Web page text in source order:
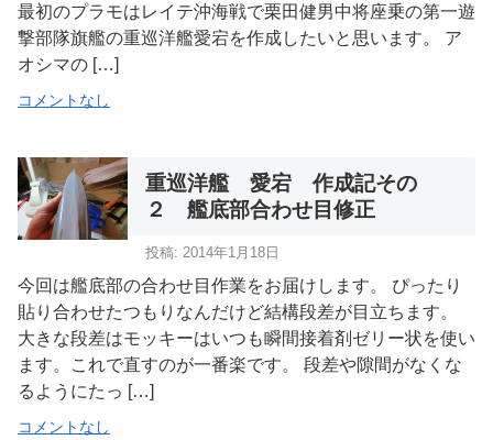
最初のプラモはレイテ沖海戦で栗田健男中将座乗の第一遊
撃部隊旗艦の重巡洋艦愛宕を作成したいと思います。 ア
オシマの […]
コメントなし
重巡洋艦 愛宕 作成記その
２ 艦底部合わせ目修正
投稿: 2014年1月18日
今回は艦底部の合わせ目作業をお届けします。 ぴったり
貼り合わせたつもりなんだけど結構段差が目立ちます。
大きな段差はモッキーはいつも瞬間接着剤ゼリー状を使い
ます。これで直すのが一番楽です。 段差や隙間がなくな
るようにたっ […]
コメントなし